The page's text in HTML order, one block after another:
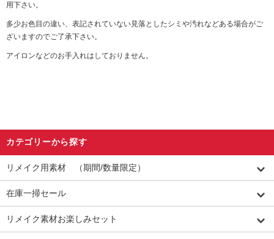
用下さい。
多少お色目の違い、表記されていない見落としたシミや汚れなどある場合がご
ざいますのでご了承下さい。
アイロンなどのお手入れはしておりません。
カテゴリーから探す
リメイク用素材 （期間/数量限定）
在庫一掃セール
リメイク素材お楽しみセット